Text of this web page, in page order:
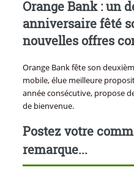
Orange Bank : un
anniversaire fêté
nouvelles offres
Orange Bank fête son
mobile, élue meilleure
année consécutive, propose
de bienvenue.
Postez votre
remarque...